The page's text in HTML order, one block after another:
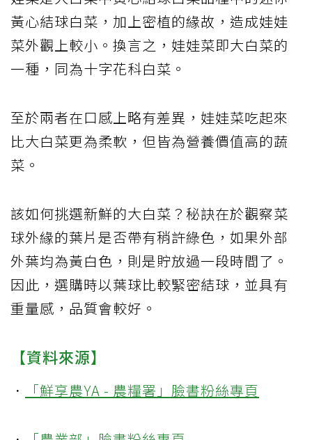
黃心結球白菜，加上密植的緣故，造成娃娃
菜外觀上較小。換言之，娃娃菜即大白菜的
一種，同為十字花科白菜。
至於兩者在口感上略有差異，娃娃菜吃起來
比大白菜更為柔軟，但皆為營養價值高的蔬
菜。
該如何挑選新鮮的大白菜？秘訣在於觀察菜
球外緣的葉片是否帶有稍許綠色，如果外部
外葉均為黃白色，則是貯放過一段時間了。
因此，選購時以葉球比較緊密結球，並具有
重量感，品質會較好。
【資料來源】
． 「鮮享農YA - 農糧署」臉書粉絲專頁